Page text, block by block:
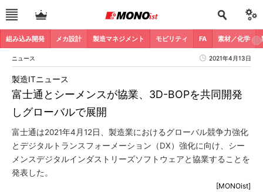
組み込み開発 メカ設計 製造マネジメント モビリティ FA 素材／化学
ニュース 2021年4月13日
富士通とシーメンスが協業、3D-BOPを共同開発
しグローバルで展開
製造ITニュース
富士通は2021年4月12日、製造業におけるグローバル競争力強化
とデジタルトランスフォーメーション（DX）強化に向け、シー
メンスデジタルインダストリーズソフトウェアと協業することを
発表した。
[MONOist]